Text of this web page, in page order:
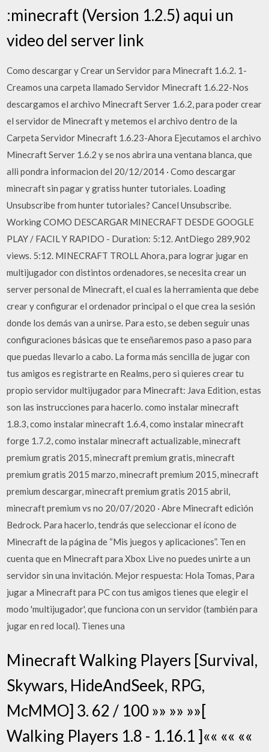
:minecraft (Version 1.2.5) aqui un
video del server link
Como descargar y Crear un Servidor para Minecraft 1.6.2. 1-
Creamos una carpeta llamado Servidor Minecraft 1.6.22-Nos
descargamos el archivo Minecraft Server 1.6.2, para poder crear
el servidor de Minecraft y metemos el archivo dentro de la
Carpeta Servidor Minecraft 1.6.23-Ahora Ejecutamos el archivo
Minecraft Server 1.6.2 y se nos abrira una ventana blanca, que
alli pondra informacion del 20/12/2014 · Como descargar
minecraft sin pagar y gratiss hunter tutoriales. Loading
Unsubscribe from hunter tutoriales? Cancel Unsubscribe.
Working COMO DESCARGAR MINECRAFT DESDE GOOGLE
PLAY / FACIL Y RAPIDO - Duration: 5:12. AntDiego 289,902
views. 5:12. MINECRAFT TROLL Ahora, para lograr jugar en
multijugador con distintos ordenadores, se necesita crear un
server personal de Minecraft, el cual es la herramienta que debe
crear y configurar el ordenador principal o el que crea la sesión
donde los demás van a unirse. Para esto, se deben seguir unas
configuraciones básicas que te enseñaremos paso a paso para
que puedas llevarlo a cabo. La forma más sencilla de jugar con
tus amigos es registrarte en Realms, pero si quieres crear tu
propio servidor multijugador para Minecraft: Java Edition, estas
son las instrucciones para hacerlo. como instalar minecraft
1.8.3, como instalar minecraft 1.6.4, como instalar minecraft
forge 1.7.2, como instalar minecraft actualizable, minecraft
premium gratis 2015, minecraft premium gratis, minecraft
premium gratis 2015 marzo, minecraft premium 2015, minecraft
premium descargar, minecraft premium gratis 2015 abril,
minecraft premium vs no 20/07/2020 · Abre Minecraft edición
Bedrock. Para hacerlo, tendrás que seleccionar el ícono de
Minecraft de la página de “Mis juegos y aplicaciones”. Ten en
cuenta que en Minecraft para Xbox Live no puedes unirte a un
servidor sin una invitación. Mejor respuesta: Hola Tomas, Para
jugar a Minecraft para PC con tus amigos tienes que elegir el
modo 'multijugador', que funciona con un servidor (también para
jugar en red local). Tienes una
Minecraft Walking Players [Survival,
Skywars, HideAndSeek, RPG,
McMMO] 3. 62 / 100 »» »» »»[
Walking Players 1.8 - 1.16.1 ]«« «« ««